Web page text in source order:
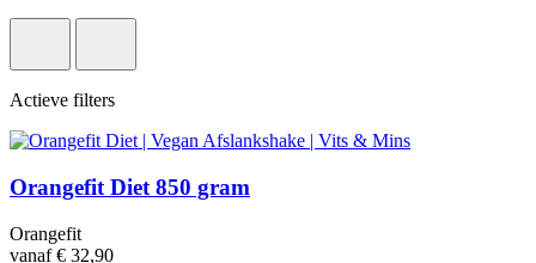
Actieve filters
Orangefit Diet 850 gram
Orangefit
vanaf€ 32,90